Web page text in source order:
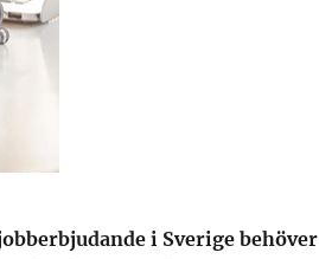
i Sverige behöver